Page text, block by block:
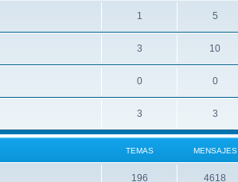
1 5
3 10
0 0
3 3
TEMAS MENSAJES
196 4618